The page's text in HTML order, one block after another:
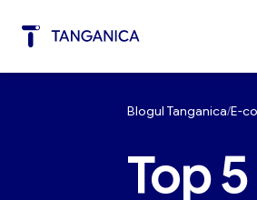
Automatizarea marketingului
Blogul Tanganica E-
Top